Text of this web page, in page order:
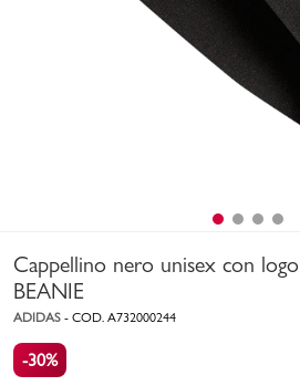
Marchi
Cappellino nero unisex con
BEANIE
ADIDAS - COD. A732000244
-30%